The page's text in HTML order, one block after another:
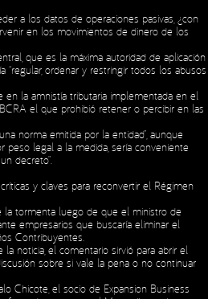
a los datos de operaciones pasivas, ¿con
en los movimientos de dinero de los
que es la máxima autoridad de aplicación
“regular, ordenar y restringir todos los abusos
en la amnistía tributaria implementada en el
el que prohibió retener o percibir en las
norma emitida por la entidad”, aunque
peso legal a la medida, sería conveniente
decreto”.
y claves para reconvertir el Régimen
tormenta luego de que el ministro de
empresarios que buscaría eliminar el
Contribuyentes.
noticia, el comentario sirvió para abrir el
sobre si vale la pena o no continuar
Chicote, el socio de Expansion Business